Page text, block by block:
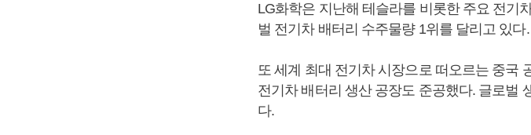
LG화학은 지난해 테슬라를 비롯한 주요 전기
벌 전기차 배터리 수주물량 1위를 달리고 있다.
또 세계 최대 전기차 시장으로 떠오르는 중국
전기차 배터리 생산 공장도 준공했다. 글로벌
다.